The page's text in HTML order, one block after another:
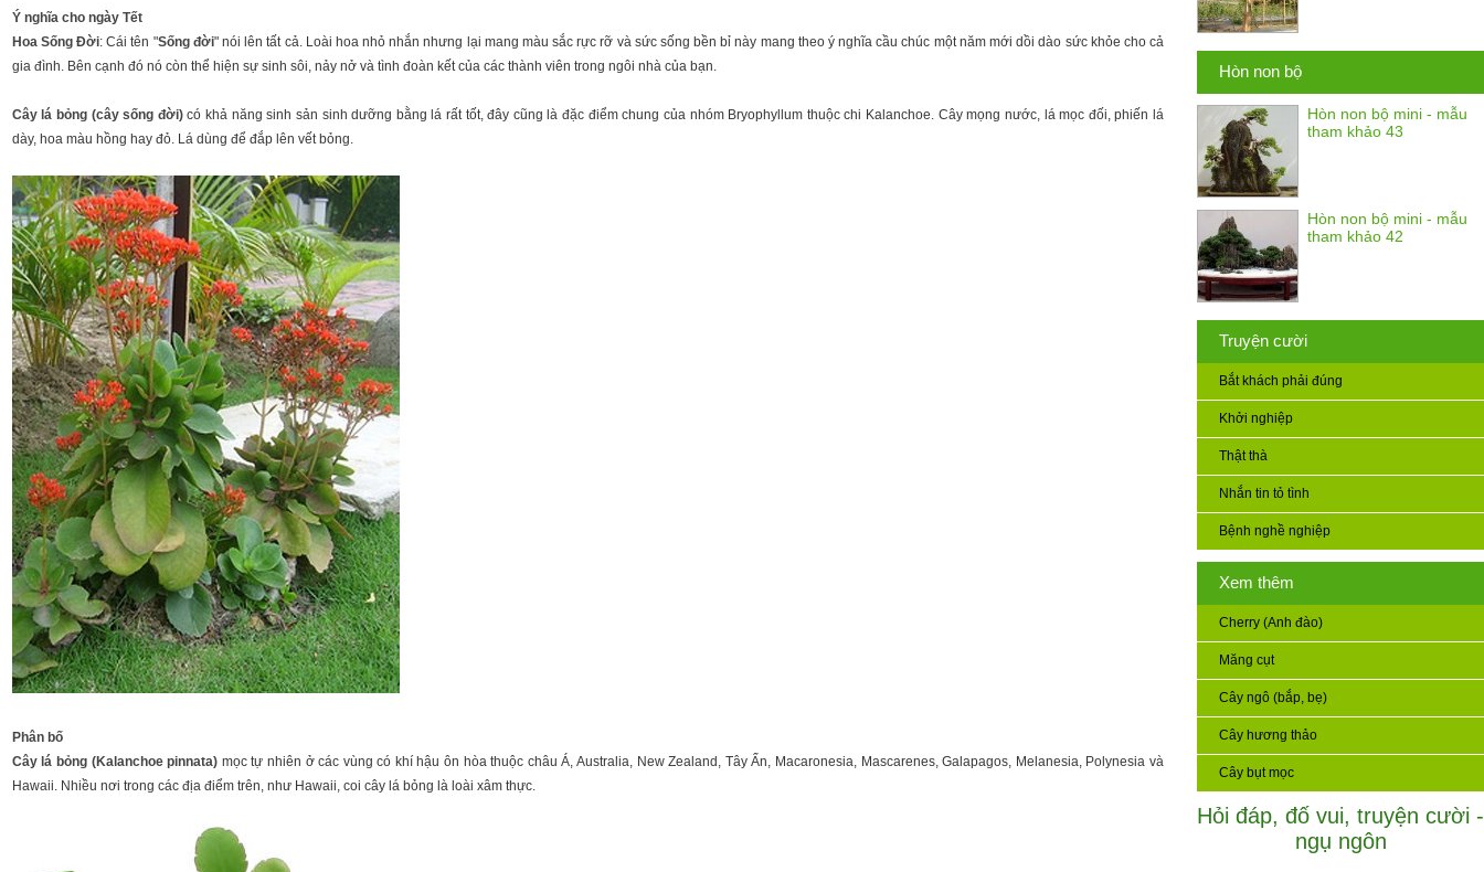
Hòn non bộ
Hòn non bộ mini - mẫu
tham khảo 43
Hòn non bộ mini - mẫu
tham khảo 42
Truyện cười
Bắt khách phải đúng
Khởi nghiệp
Thật thà
Nhắn tin tỏ tình
Bệnh nghề nghiệp
Xem thêm
Cherry (Anh đào)
Măng cụt
Cây ngô (bắp, bẹ)
Cây hương thảo
Cây bụt mọc
Hỏi đáp, đố vui, truyện cười -
ngụ ngôn
Ý nghĩa cho ngày Tết
Hoa Sống Đời: Cái tên "Sống đời" nói lên tất cả. Loài hoa nhỏ nhắn nhưng lại mang màu sắc rực rỡ và sức sống bền bỉ này mang theo ý nghĩa cầu chúc một năm mới dồi dào sức khỏe cho cả
gia đình. Bên cạnh đó nó còn thể hiện sự sinh sôi, nảy nở và tình đoàn kết của các thành viên trong ngôi nhà của bạn.
Cây lá bỏng (cây sống đời)có khả năng sinh sản sinh dưỡng bằng lá rất tốt, đây cũng là đặc điểm chung của nhóm Bryophyllum thuộc chi Kalanchoe. Cây mọng nước, lá mọc đối, phiến lá
dày, hoa màu hồng hay đỏ. Lá dùng để đắp lên vết bỏng.
Phân bố
Cây lá bỏng (Kalanchoe pinnata) mọc tự nhiên ở các vùng có khí hậu ôn hòa thuộc châu Á, Australia, New Zealand, Tây Ấn, Macaronesia, Mascarenes, Galapagos, Melanesia, Polynesia và
Hawaii. Nhiều nơi trong các địa điểm trên, như Hawaii, coi cây lá bỏng là loài xâm thực.